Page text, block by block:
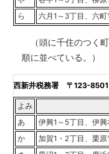
ら
六月1～3丁目、六町
（頭に千住のつく
順に並べている。）
西新井税務署 〒123-8501
よみ
あ
伊興1～5丁目、伊
か
加賀1・2丁目、栗